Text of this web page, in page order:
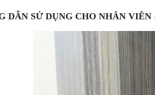
DẪN SỬ DỤNG CHO NHÂN VIÊN